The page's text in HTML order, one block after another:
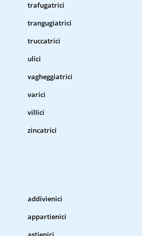
trafugatrici
trangugiatrici
truccatrici
ulici
vagheggiatrici
varici
villici
zincatrici
addivienici
appartienici